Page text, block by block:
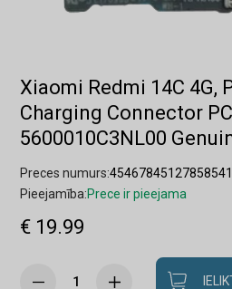
Xiaomi Redmi 14C 4G,
Charging Connector
5600010C3NL00
Preces numurs:45467845127858541
Pieejamība:Prece ir pieejama
€ 19.99